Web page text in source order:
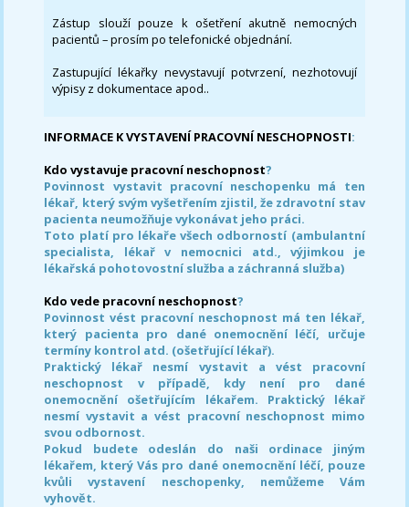
Zástup slouží pouze k ošetření akutně nemocných
pacientů – prosím po telefonické objednání.
Zastupující lékařky nevystavují potvrzení, nezhotovují
výpisy z dokumentace apod..
INFORMACE K VYSTAVENÍ PRACOVNÍ NESCHOPNOSTI:
Kdo vystavuje pracovní neschopnost?
Povinnost vystavit pracovní neschopenku má ten
lékař, který svým vyšetřením zjistil, že zdravotní stav
pacienta neumožňuje vykonávat jeho práci.
Toto platí pro lékaře všech odborností (ambulantní
specialista, lékař v nemocnici atd., výjimkou je
lékařská pohotovostní služba a záchranná služba)
Kdo vede pracovní neschopnost?
Povinnost vést pracovní neschopnost má ten lékař,
který pacienta pro dané onemocnění léčí, určuje
termíny kontrol atd. (ošetřující lékař).
Praktický lékař nesmí vystavit a vést pracovní
neschopnost v případě, kdy není pro dané
onemocnění ošetřujícím lékařem. Praktický lékař
nesmí vystavit a vést pracovní neschopnost mimo
svou odbornost.
Pokud budete odeslán do naši ordinace jiným
lékařem, který Vás pro dané onemocnění léčí, pouze
kvůli vystavení neschopenky, nemůžeme Vám
vyhovět.